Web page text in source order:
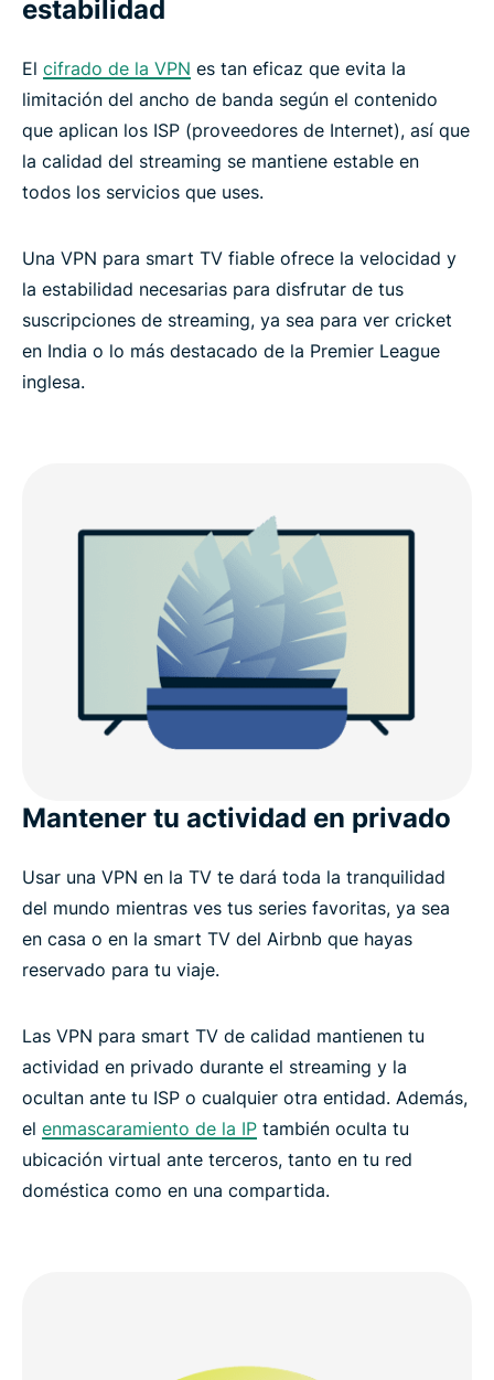
estabilidad
El cifrado de la VPN es tan eficaz que evita la
limitación del ancho de banda según el contenido
que aplican los ISP (proveedores de Internet), así que
la calidad del streaming se mantiene estable en
todos los servicios que uses.
Una VPN para smart TV fiable ofrece la velocidad y
la estabilidad necesarias para disfrutar de tus
suscripciones de streaming, ya sea para ver cricket
en India o lo más destacado de la Premier League
inglesa.
Mantener tu actividad en privado
Usar una VPN en la TV te dará toda la tranquilidad
del mundo mientras ves tus series favoritas, ya sea
en casa o en la smart TV del Airbnb que hayas
reservado para tu viaje.
Las VPN para smart TV de calidad mantienen tu
actividad en privado durante el streaming y la
ocultan ante tu ISP o cualquier otra entidad. Además,
el enmascaramiento de la IP también oculta tu
ubicación virtual ante terceros, tanto en tu red
doméstica como en una compartida.